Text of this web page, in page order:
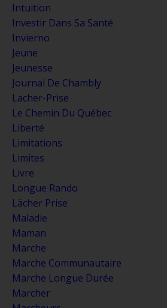
Intuition
Investir Dans Sa Santé
Invierno
Jeune
Jeunesse
Journal De Chambly
Lacher-Prise
Le Chemin Du Québec
Liberté
Limitations
Limites
Livre
Longue Rando
Lächer Prise
Maladie
Maman
Marche
Marche Communautaire
Marche Longue Durée
Marcher